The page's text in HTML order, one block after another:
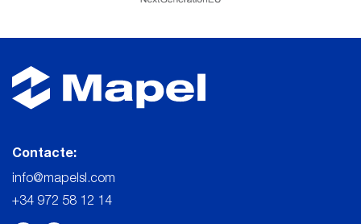
Contacte:
info@mapelsl.com
+34 972 58 12 14